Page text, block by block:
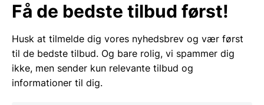
Få de bedste tilbud først!
Husk at tilmelde dig vores nyhedsbrev og vær først
til de bedste tilbud. Og bare rolig, vi spammer dig
ikke, men sender kun relevante tilbud og
informationer til dig.